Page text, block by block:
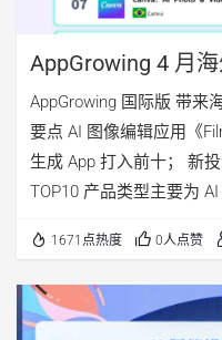
AppGrowing 4 月
AppGrowing 国际版 带来
要点 AI 图像编辑应用《
生成 App 打入前十； 新
TOP10 产品类型主要为
1671点热度 0人点赞